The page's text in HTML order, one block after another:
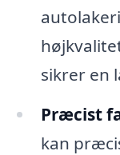
sikrer en
Præcist
kan